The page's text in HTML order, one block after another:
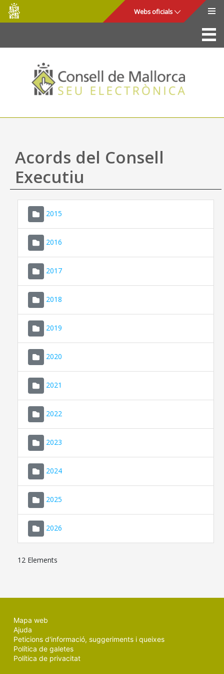
Salta al contingut principal
Consell
de
Mallorca
Webs oficials
La Seu
Consell de Mallorca
Accés i seguretat
Utilitats
Ajuda
Acords del Consell
Executiu
2015
2016
2017
2018
2019
2020
2021
2022
2023
2024
2025
2026
12 Elements
Mapa web
Ajuda
Peticions d'informació, suggeriments i queixes
Política de galetes
Política de privacitat